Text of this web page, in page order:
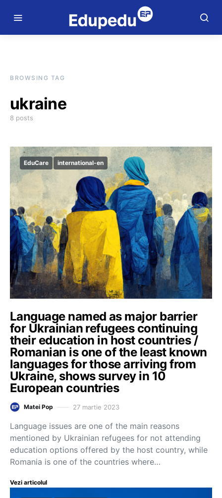
BROWSING TAG
ukraine
8 posts
EduCare international-en
Language named as major barrier
for Ukrainian refugees continuing
their education in host countries /
Romanian is one of the least known
languages for those arriving from
Ukraine, shows survey in 10
European countries
Matei Pop 27 martie 2023
Language issues are one of the main reasons
mentioned by Ukrainian refugees for not attending
education options offered by the host country, while
Romania is one of the countries where…
Vezi articolul